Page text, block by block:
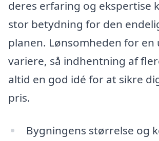
deres erfaring og ekspertise
stor betydning for den
planen. Lønsomheden for en
variere, så indhentning af
altid en god idé for at sikre
pris.
Bygningens størrelse og